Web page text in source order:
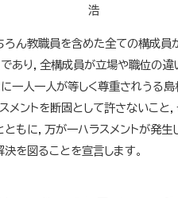
浩
ろん教職員を含めた全ての構成員
あり，全構成員が立場や職位の
一人一人が等しく尊重されうる
メントを断固として許さないこと
もに，万が一ハラスメントが発生
を図ることを宣言します。